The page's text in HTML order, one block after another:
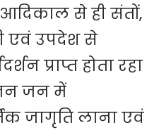
से ही संतों,
एवं उपदेश से
प्राप्त होता रहा
जन जन में
जागृति लाना एवं